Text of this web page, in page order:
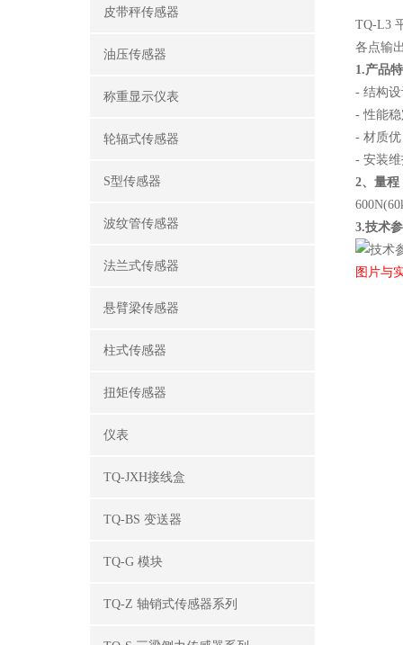
皮带秤传感器
油压传感器
称重显示仪表
轮辐式传感器
S型传感器
波纹管传感器
法兰式传感器
悬臂梁传感器
柱式传感器
扭矩传感器
仪表
TQ-JXH接线盒
TQ-BS 变送器
TQ-G 模块
TQ-Z 轴销式传感器系列
TQ-L3
各点输
1.产品
- 结构
- 性能
- 材质
- 安装
2、量程
3.技术
图片与